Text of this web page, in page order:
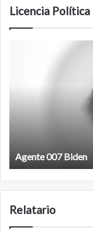
Licencia Política
Film antineoliberal
Relatario